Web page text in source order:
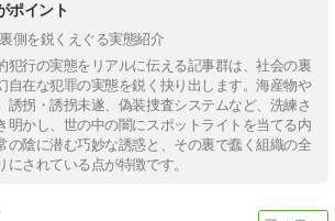
ポイント
側を鋭くえぐる実態紹介
犯行の実態をリアルに伝える記事群は、社会の裏
自在な犯罪の実態を鋭く抉り出します。海産物や
誘拐・誘拐未遂、偽装捜査システムなど、洗練さ
明かし、世の中の闇にスポットライトを当てる内
の陰に潜む巧妙な誘惑と、その裏で蠢く組織の全
されている点が特徴です。